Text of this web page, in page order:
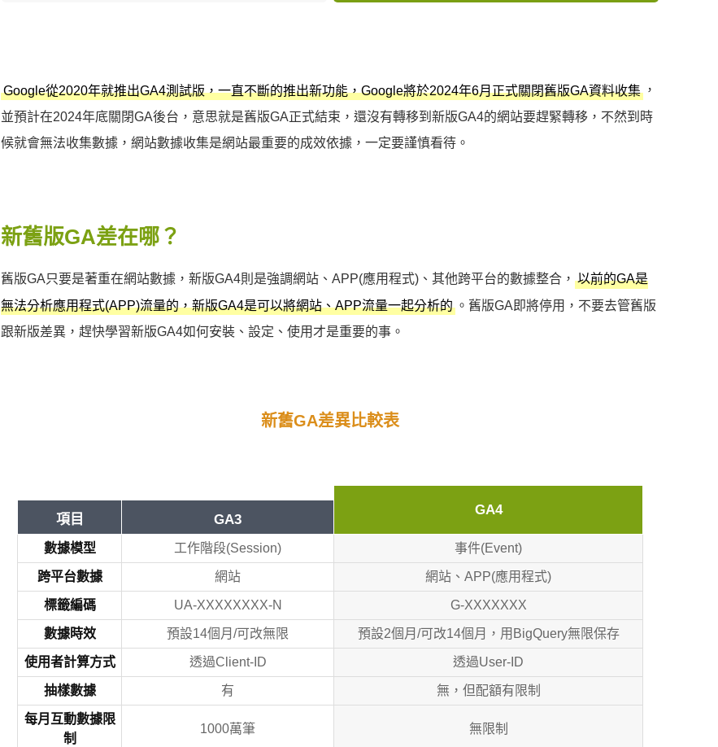
Google從2020年就推出GA4測試版，一直不斷的推出新功能，Google將於2024年6月正式關閉舊版GA資料收集 ，
並預計在2024年底關閉GA後台，意思就是舊版GA正式結束，還沒有轉移到新版GA4的網站要趕緊轉移，不然到時
候就會無法收集數據，網站數據收集是網站最重要的成效依據，一定要謹慎看待。
新舊版GA差在哪？
舊版GA只要是著重在網站數據，新版GA4則是強調網站、APP(應用程式)、其他跨平台的數據整合， 以前的GA是
無法分析應用程式(APP)流量的，新版GA4是可以將網站、APP流量一起分析的 。舊版GA即將停用，不要去管舊版
跟新版差異，趕快學習新版GA4如何安裝、設定、使用才是重要的事。
新舊GA差異比較表
項目 GA3
GA4
數據模型 工作階段(Session) 事件(Event)
跨平台數據 網站 網站、APP(應用程式)
標籤編碼 UA-XXXXXXXX-N G-XXXXXXX
數據時效 預設14個月/可改無限 預設2個月/可改14個月，用BigQuery無限保存
使用者計算方式 透過Client-ID 透過User-ID
抽樣數據 有 無，但配額有限制
每月互動數據限
制
1000萬筆 無限制